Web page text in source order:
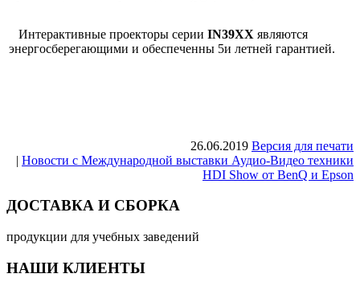
Интерактивные проекторы серии IN39ХХ являются
энергосберегающими и обеспеченны 5и летней гарантией.
26.06.2019 Версия для печати
| Новости с Международной выставки Аудио-Видео техники
HDI Show от BenQ и Epson
ДОСТАВКА И СБОРКА
продукции для учебных заведений
НАШИ КЛИЕНТЫ